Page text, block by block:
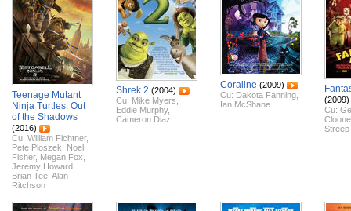
Teenage Mutant
Ninja Turtles: Out
of the Shadows
(2016)
Cu: William Fichtner,
Pete Ploszek
Noel
Fisher, Megan Fox
Jeremy Howard
Brian Tee Alan
Ritchson
Shrek 2 (2004)
Cu: Mike Myers
Eddie Murphy,
Cameron Diaz
Coraline (2009)
Cu: Dakota Fanning
Ian McShane
(2009)
Cu:
Streep